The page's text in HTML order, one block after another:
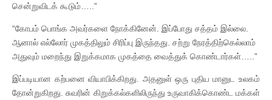
சென்றுவிடக் கூடும்…..”
“கோபம் பொங்க அவர்களை நோக்கினேன். இப்போது சத்தம் இல்லை.
ஆனால் எல்லோர் முகத்திலும் சிரிப்பு இருந்தது. சற்று நேரத்திற்கெல்லாம்
அதுவும் மறைந்து இறுக்கமாக முகத்தை வைத்துக் கொண்டார்கள்…..”
இப்படியான கற்பனை வியாபிக்கிறது. அதனுள் ஒரு புதிய மானுட உலகம்
தோன்றுகிறது. சுவரின் கிறுக்கல்களிலிருந்து உருவாகிக்கொண்ட மக்கள்